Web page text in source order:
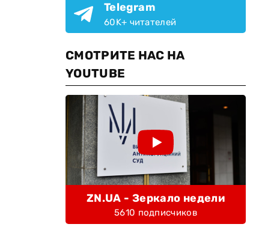
Telegram
60K+ читателей
СМОТРИТЕ НАС НА
YOUTUBE
ZN.UA - Зеркало недели
5610 подписчиков